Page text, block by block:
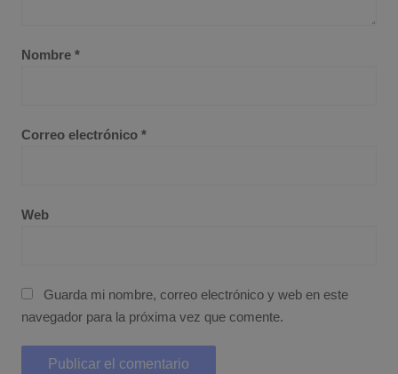
Nombre *
Correo electrónico *
Web
Guarda mi nombre, correo electrónico y web en este
navegador para la próxima vez que comente.